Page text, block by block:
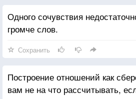
Одного сочувствия
громче слов.
Сохранить
Построение отношений как
вам не на что рассчитывать,